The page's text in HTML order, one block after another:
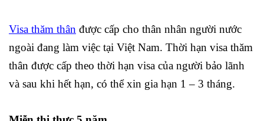
Visa thăm thân được cấp cho thân nhân người nước
ngoài đang làm việc tại Việt Nam. Thời hạn visa thăm
thân được cấp theo thời hạn visa của người bảo lãnh
và sau khi hết hạn, có thể xin gia hạn 1 – 3 tháng.